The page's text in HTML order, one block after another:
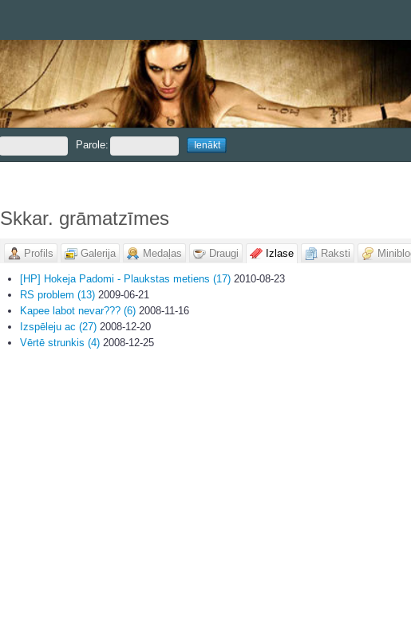
Parole:
Skkar. grāmatzīmes
Profils Galerija Medaļas Draugi Izlase Raksti
[HP] Hokeja Padomi - Plaukstas metiens (17) 2010-08-23
RS problem (13) 2009-06-21
Kapee labot nevar??? (6) 2008-11-16
Izspēleju ac (27) 2008-12-20
Vērtē strunkis (4) 2008-12-25